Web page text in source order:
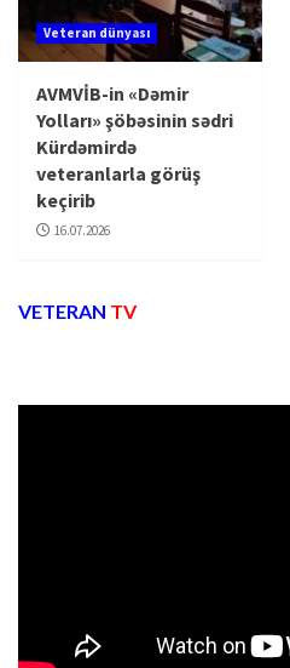
Veteran dünyası
AVMVİB-in «Dəmir
Yolları» şöbəsinin sədri
Kürdəmirdə
veteranlarla görüş
keçirib
16.07.2026
VETERAN TV